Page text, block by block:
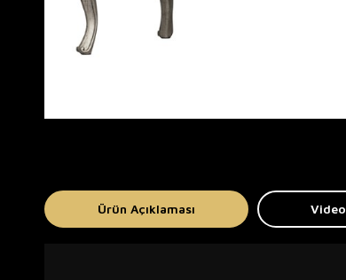
Ürün Açıklaması Video